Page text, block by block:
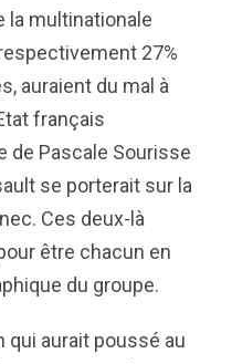
la multinationale
27%
auraient du mal à
français
de Pascale Sourisse
se porterait sur la
Ces deux-là
être chacun en
du groupe.
qui aurait poussé au